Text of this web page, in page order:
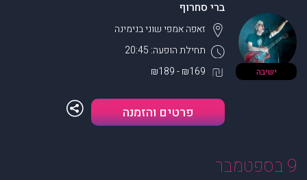
ישיבה
ברי סחרוף
תחילת הופעה: 20:45
זאפה אמפי שוניבנימינה
₪169 - ₪189
פרטים והזמנה
9 בספטמבר